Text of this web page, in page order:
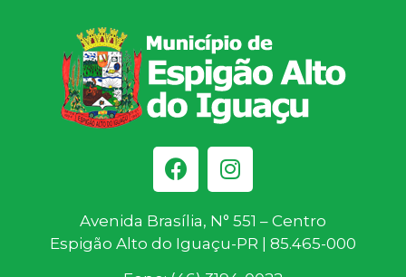
Avenida Brasília, N° 551 – Centro
Espigão Alto do Iguaçu-PR | 85.465-000